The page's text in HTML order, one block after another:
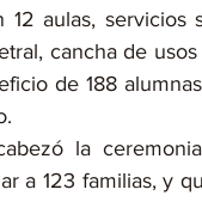
aulas, servicios
cancha de
de 188
la
a 123 familias, y